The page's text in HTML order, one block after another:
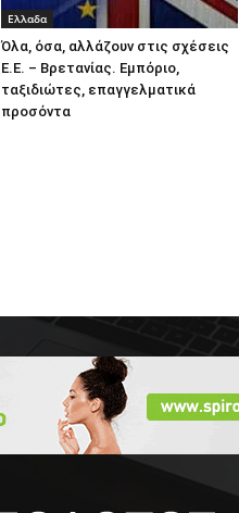
Ελλαδα
Όλα, όσα, αλλάζουν στις σχέσεις
Ε.Ε. – Βρετανίας. Εμπόριο,
ταξιδιώτες, επαγγελματικά
προσόντα